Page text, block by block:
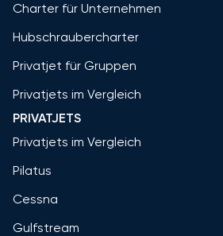
Charter für Unternehmen
Hubschraubercharter
Privatjet für Gruppen
Privatjets im Vergleich
PRIVATJETS
Privatjets im Vergleich
Pilatus
Cessna
Gulfstream